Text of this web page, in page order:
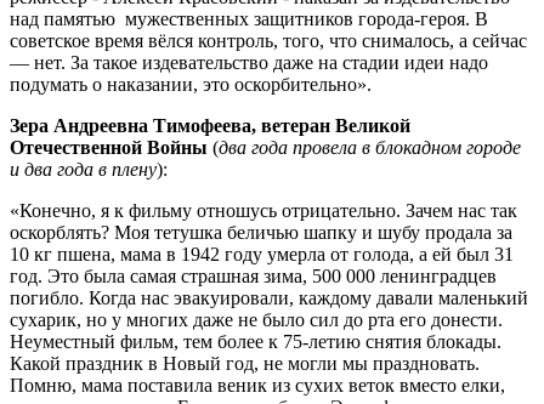
над памятью мужественных защитников города-героя. В
советское время вёлся контроль, того, что снималось, а сейчас
— нет. За такое издевательство даже на стадии идеи надо
подумать о наказании, это оскорбительно».
Зера Андреевна Тимофеева, ветеран Великой
Отечественной Войны (два года провела в блокадном городе
и два года в плену):
«Конечно, я к фильму отношусь отрицательно. Зачем нас так
оскорблять? Моя тетушка беличью шапку и шубу продала за
10 кг пшена, мама в 1942 году умерла от голода, а ей был 31
год. Это была самая страшная зима, 500 000 ленинградцев
погибло. Когда нас эвакуировали, каждому давали маленький
сухарик, но у многих даже не было сил до рта его донести.
Неуместный фильм, тем более к 75-летию снятия блокады.
Какой праздник в Новый год, не могли мы праздновать.
Помню, мама поставила веник из сухих веток вместо елки,